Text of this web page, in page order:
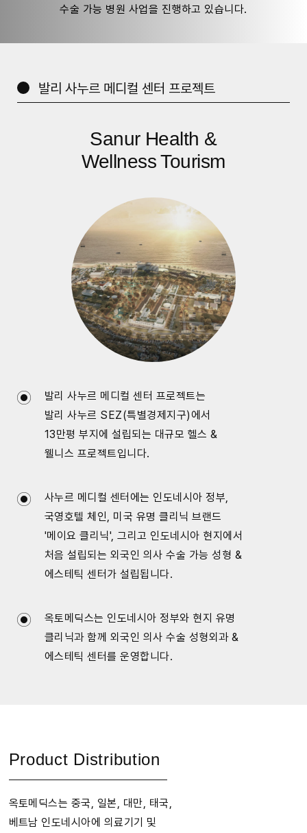
수술 가능 병원 사업을 진행하고 있습니다.
발리 사누르 메디컬 센터 프로젝트
Sanur Health &
Wellness Tourism
발리 사누르 메디컬 센터 프로젝트는
발리 사누르 SEZ(특별경제지구)에서
13만평 부지에 설립되는 대규모 헬스 &
웰니스 프로젝트입니다.
사누르 메디컬 센터에는 인도네시아 정부,
국영호텔 체인, 미국 유명 클리닉 브랜드
'메이요 클리닉', 그리고 인도네시아 현지에서
처음 설립되는 외국인 의사 수술 가능 성형 &
에스테틱 센터가 설립됩니다.
옥토메딕스는 인도네시아 정부와 현지 유명
클리닉과 함께 외국인 의사 수술 성형외과 &
에스테틱 센터를 운영합니다.
Product Distribution
옥토메딕스는 중국, 일본, 대만, 태국,
베트남 인도네시아에 의료기기 및